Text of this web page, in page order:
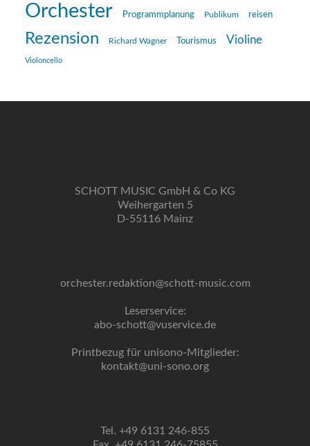
Orchester Programmplanung Publikum reisen
Rezension Richard Wagner Tourismus Violine
Violoncello
SCHOTT MUSIC GmbH & Co KG
Weihergarten 5
D-55116 Mainz
orchester.redaktion@schott-music.com
Leserservice:
abo-schott@vuservice.de
Printbezug für unisono-Mitglieder:
kontakt@uni-sono.org
Tel. +49 6131 246-855